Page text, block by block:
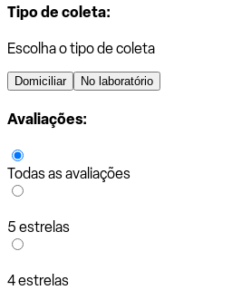
Tipo de coleta:
Escolha o tipo de coleta
Domiciliar No laboratório
Avaliações:
Todas as avaliações
5 estrelas
4 estrelas